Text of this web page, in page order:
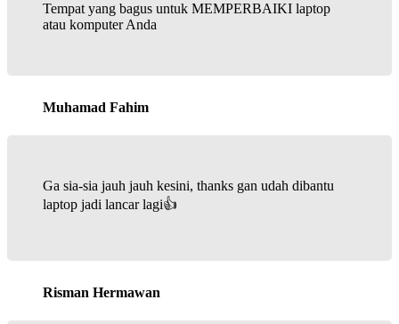
Tempat yang bagus untuk MEMPERBAIKI laptop
atau komputer Anda
Muhamad Fahim
Ga sia-sia jauh jauh kesini, thanks gan udah dibantu
laptop jadi lancar lagi👍
Risman Hermawan